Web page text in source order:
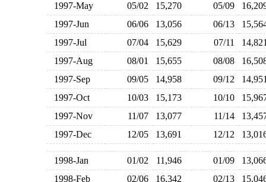
1997-May
05/02 15,270 05/09
1997-Jun
06/06 13,056 06/13
1997-Jul
07/04 15,629 07/11
1997-Aug
08/01 15,655 08/08
1997-Sep
09/05 14,958 09/12
1997-Oct
10/03 15,173 10/10
1997-Nov
11/07 13,077 11/14
1997-Dec
12/05 13,691 12/12
1998-Jan 01/02 11,946 01/09
1998-Feb
02/06 16,342 02/13